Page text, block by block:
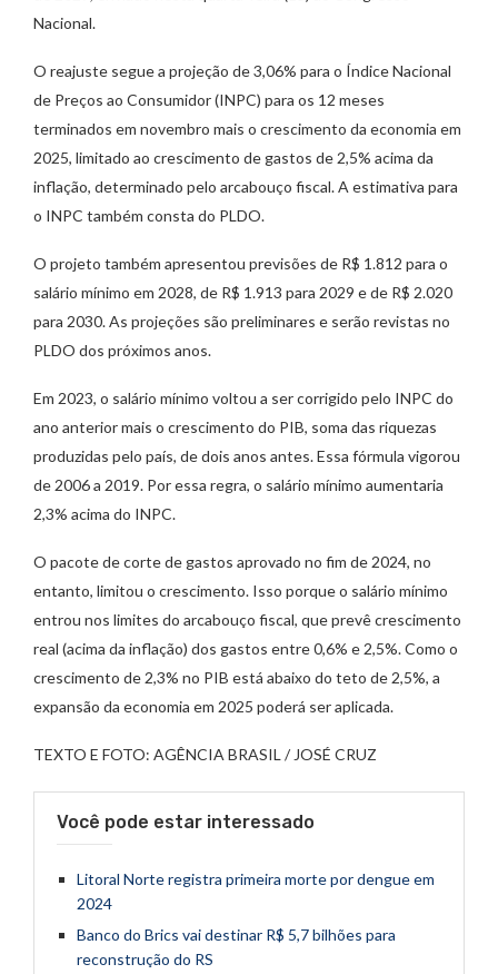
Nacional.
O reajuste segue a projeção de 3,06% para o Índice Nacional
de Preços ao Consumidor (INPC) para os 12 meses
terminados em novembro mais o crescimento da economia em
2025, limitado ao crescimento de gastos de 2,5% acima da
inflação, determinado pelo arcabouço fiscal. A estimativa para
o INPC também consta do PLDO.
O projeto também apresentou previsões de R$ 1.812 para o
salário mínimo em 2028, de R$ 1.913 para 2029 e de R$ 2.020
para 2030. As projeções são preliminares e serão revistas no
PLDO dos próximos anos.
Em 2023, o salário mínimo voltou a ser corrigido pelo INPC do
ano anterior mais o crescimento do PIB, soma das riquezas
produzidas pelo país, de dois anos antes. Essa fórmula vigorou
de 2006 a 2019. Por essa regra, o salário mínimo aumentaria
2,3% acima do INPC.
O pacote de corte de gastos aprovado no fim de 2024, no
entanto, limitou o crescimento. Isso porque o salário mínimo
entrou nos limites do arcabouço fiscal, que prevê crescimento
real (acima da inflação) dos gastos entre 0,6% e 2,5%. Como o
crescimento de 2,3% no PIB está abaixo do teto de 2,5%, a
expansão da economia em 2025 poderá ser aplicada.
TEXTO E FOTO: AGÊNCIA BRASIL / JOSÉ CRUZ
Você pode estar interessado
Litoral Norte registra primeira morte por dengue em
2024
Banco do Brics vai destinar R$ 5,7 bilhões para
reconstrução do RS